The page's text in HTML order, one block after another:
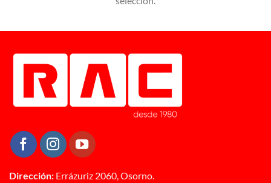
Dirección: Errázuriz 2060, Osorno.